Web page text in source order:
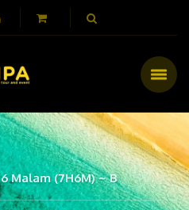
Malam (7H6M) ~ B